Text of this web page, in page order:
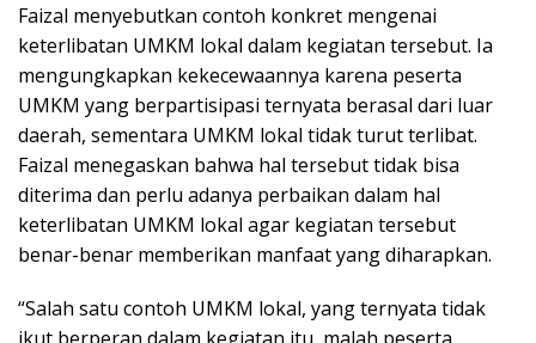
Faizal menyebutkan contoh konkret mengenai
keterlibatan UMKM lokal dalam kegiatan tersebut. Ia
mengungkapkan kekecewaannya karena peserta
UMKM yang berpartisipasi ternyata berasal dari luar
daerah, sementara UMKM lokal tidak turut terlibat.
Faizal menegaskan bahwa hal tersebut tidak bisa
diterima dan perlu adanya perbaikan dalam hal
keterlibatan UMKM lokal agar kegiatan tersebut
benar-benar memberikan manfaat yang diharapkan.
“Salah satu contoh UMKM lokal, yang ternyata tidak